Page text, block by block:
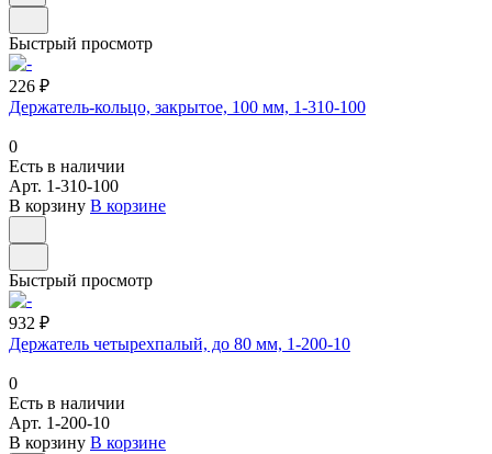
Быстрый просмотр
226 ₽
Держатель-кольцо, закрытое, 100 мм, 1-310-100
0
Есть в наличии
Арт. 1-310-100
В корзину В корзине
Быстрый просмотр
932 ₽
Держатель четырехпалый, до 80 мм, 1-200-10
0
Есть в наличии
Арт. 1-200-10
В корзину В корзине